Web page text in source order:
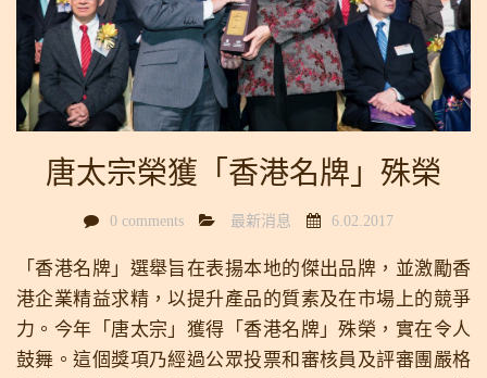
唐太宗榮獲「香港名牌」殊榮
0 comments 最新消息 6.02.2017
「香港名牌」選舉旨在表揚本地的傑出品牌，並激勵香
港企業精益求精，以提升產品的質素及在市場上的競爭
力。今年「唐太宗」獲得「香港名牌」殊榮，實在令人
鼓舞。這個獎項乃經過公眾投票和審核員及評審團嚴格